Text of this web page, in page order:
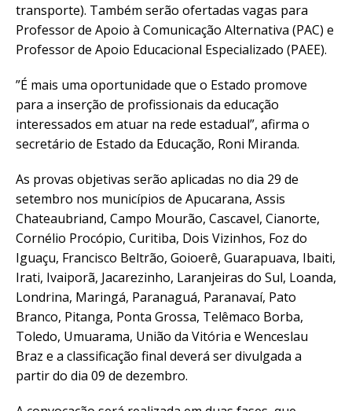
transporte). Também serão ofertadas vagas para
Professor de Apoio à Comunicação Alternativa (PAC) e
Professor de Apoio Educacional Especializado (PAEE).
”É mais uma oportunidade que o Estado promove
para a inserção de profissionais da educação
interessados em atuar na rede estadual”, afirma o
secretário de Estado da Educação, Roni Miranda.
As provas objetivas serão aplicadas no dia 29 de
setembro nos municípios de Apucarana, Assis
Chateaubriand, Campo Mourão, Cascavel, Cianorte,
Cornélio Procópio, Curitiba, Dois Vizinhos, Foz do
Iguaçu, Francisco Beltrão, Goioerê, Guarapuava, Ibaiti,
Irati, Ivaiporã, Jacarezinho, Laranjeiras do Sul, Loanda,
Londrina, Maringá, Paranaguá, Paranavaí, Pato
Branco, Pitanga, Ponta Grossa, Telêmaco Borba,
Toledo, Umuarama, União da Vitória e Wenceslau
Braz e a classificação final deverá ser divulgada a
partir do dia 09 de dezembro.